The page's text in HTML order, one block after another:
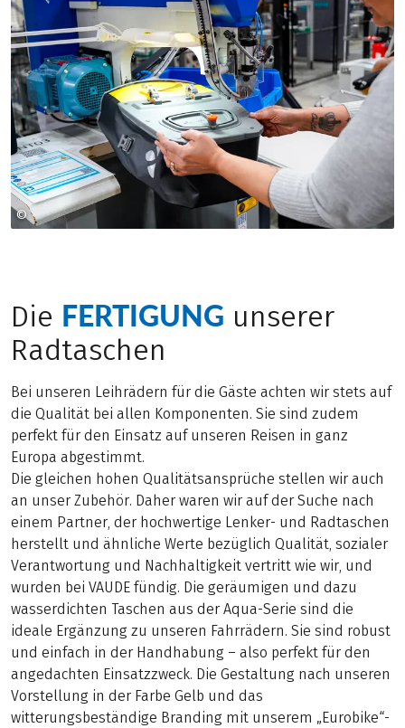
© Foto: VAUDE
Die FERTIGUNG unserer
Radtaschen
Bei unseren Leihrädern für die Gäste achten wir stets auf
die Qualität bei allen Komponenten. Sie sind zudem
perfekt für den Einsatz auf unseren Reisen in ganz
Europa abgestimmt.
Die gleichen hohen Qualitätsansprüche stellen wir auch
an unser Zubehör. Daher waren wir auf der Suche nach
einem Partner, der hochwertige Lenker- und Radtaschen
herstellt und ähnliche Werte bezüglich Qualität, sozialer
Verantwortung und Nachhaltigkeit vertritt wie wir, und
wurden bei VAUDE fündig. Die geräumigen und dazu
wasserdichten Taschen aus der Aqua-Serie sind die
ideale Ergänzung zu unseren Fahrrädern. Sie sind robust
und einfach in der Handhabung – also perfekt für den
angedachten Einsatzzweck. Die Gestaltung nach unseren
Vorstellung in der Farbe Gelb und das
witterungsbeständige Branding mit unserem „Eurobike“-